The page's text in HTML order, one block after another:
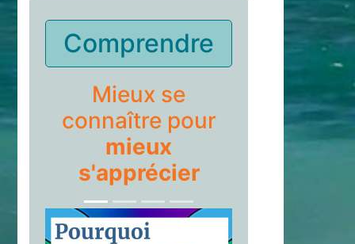
Comprendre
Mieux se
connaître pour
mieux
s'apprécier